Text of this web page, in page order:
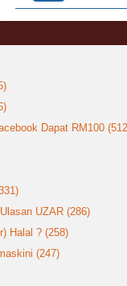
Dapat RM100
UZAR (286)
Halal ? (258)
(247)